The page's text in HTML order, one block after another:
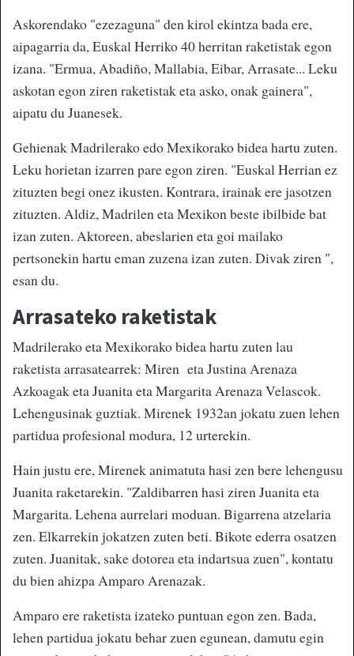
Askorendako "ezezaguna" den kirol ekintza bada ere,
aipagarria da, Euskal Herriko 40 herritan raketistak egon
izana. "Ermua, Abadiño, Mallabia, Eibar, Arrasate... Leku
askotan egon ziren raketistak eta asko, onak gainera",
aipatu du Juanesek.
Gehienak Madrilerako edo Mexikorako bidea hartu zuten.
Leku horietan izarren pare egon ziren. "Euskal Herrian ez
zituzten begi onez ikusten. Kontrara, irainak ere jasotzen
zituzten. Aldiz, Madrilen eta Mexikon beste ibilbide bat
izan zuten. Aktoreen, abeslarien eta goi mailako
pertsonekin hartu eman zuzena izan zuten. Divak ziren ",
esan du.
Arrasateko raketistak
Madrilerako eta Mexikorako bidea hartu zuten lau
raketista arrasatearrek: Miren eta Justina Arenaza
Azkoagak eta Juanita eta Margarita Arenaza Velascok.
Lehengusinak guztiak. Mirenek 1932an jokatu zuen lehen
partidua profesional modura, 12 urterekin.
Hain justu ere, Mirenek animatuta hasi zen bere lehengusu
Juanita raketarekin. "Zaldibarren hasi ziren Juanita eta
Margarita. Lehena aurrelari moduan. Bigarrena atzelaria
zen. Elkarrekin jokatzen zuten beti. Bikote ederra osatzen
zuten. Juanitak, sake dotorea eta indartsua zuen", kontatu
du bien ahizpa Amparo Arenazak.
Amparo ere raketista izateko puntuan egon zen. Bada,
lehen partidua jokatu behar zuen egunean, damutu egin